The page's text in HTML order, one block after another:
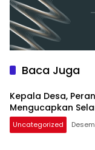
Baca Juga
Kepala Desa,
Mengucapkan
Uncategorized